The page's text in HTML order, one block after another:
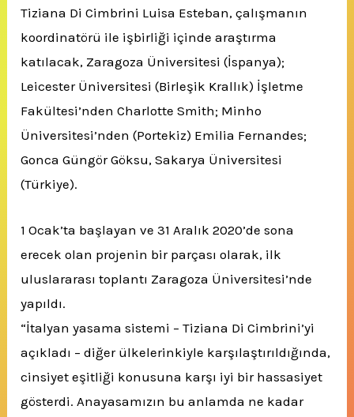
Tiziana Di Cimbrini Luisa Esteban, çalışmanın
koordinatörü ile işbirliği içinde araştırma
katılacak, Zaragoza Üniversitesi (İspanya);
Leicester Üniversitesi (Birleşik Krallık) İşletme
Fakültesi’nden Charlotte Smith; Minho
Üniversitesi’nden (Portekiz) Emilia Fernandes;
Gonca Güngör Göksu, Sakarya Üniversitesi
(Türkiye).
1 Ocak’ta başlayan ve 31 Aralık 2020’de sona
erecek olan projenin bir parçası olarak, ilk
uluslararası toplantı Zaragoza Üniversitesi’nde
yapıldı.
“İtalyan yasama sistemi – Tiziana Di Cimbrini’yi
açıkladı – diğer ülkelerinkiyle karşılaştırıldığında,
cinsiyet eşitliği konusuna karşı iyi bir hassasiyet
gösterdi.Anayasamızın bu anlamda ne kadar